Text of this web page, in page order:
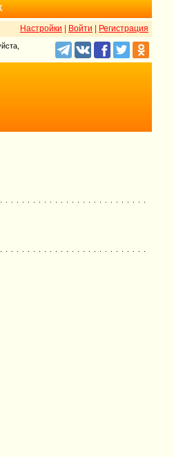
Настройки Войти Регистрация